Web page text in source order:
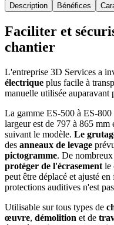
Description Bénéfices
Faciliter et
chantier
L'entreprise 3D Services a
électrique plus facile à
manuelle utilisée auparavant
La gamme ES-500 à ES-
largeur est de 797 à 865
suivant le modèle. Le
des anneaux de levage
pictogramme. De
protéger de l'écrasement le
peut être déplacé et ajusté
protections auditives n'est
Utilisable sur tous types de
œuvre, démolition et de